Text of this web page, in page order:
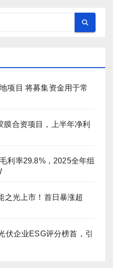
项目 将募集资金用于常
合资项目，上半年净利
利率29.8%，2025全年组
之光上市！首日暴涨超
伏企业ESG评分榜首，引